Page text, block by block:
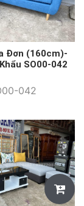
Đơn (160cm)-
SO00-042
042